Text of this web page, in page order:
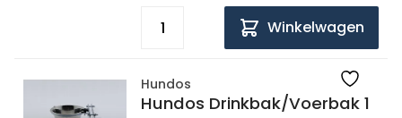
Winkelwagen
Hundos
Hundos Drinkbak/Voerbak 1